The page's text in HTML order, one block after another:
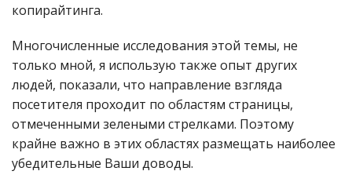
копирайтинга.
Многочисленные исследования этой темы, не
только мной, я использую также опыт других
людей, показали, что направление взгляда
посетителя проходит по областям страницы,
отмеченными зелеными стрелками. Поэтому
крайне важно в этих областях размещать наиболее
убедительные Ваши доводы.